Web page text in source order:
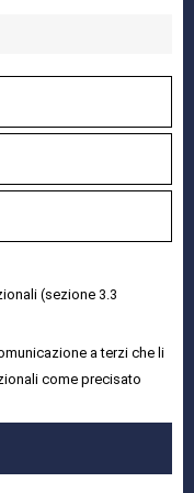
(sezione 3.3
a terzi che li
come precisato